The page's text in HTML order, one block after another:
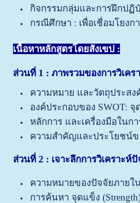
กิจกรรมกลุ่มและการฝึกปฏิ
กรณีศึกษา : เพื่อเชื่อมโยงก
เนื้อหาหลักสูตรโดยสังเขป :
ส่วนที่ 1 : ภาพรวมของการวิเคร
ความหมาย และวัตถุประสง
องค์ประกอบของ SWOT: จุ
หลักการ และเครื่องมือในกา
ความสำคัญและประโยชน์ข
ส่วนที่ 2 : เจาะลึกการวิเคราะห์
ความหมายของปัจจัยภายใน
การค้นหา จุดแข็ง